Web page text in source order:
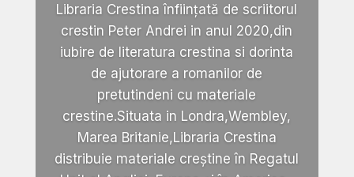
Libraria Crestina înființată de scriitorul
crestin Peter Andrei in anul 2020,din
iubire de literatura crestina si dorinta
de ajutorare a romanilor de
pretutindeni cu materiale
crestine.Situata in Londra,Wembley,
Marea Britanie,Libraria Crestina
distribuie materiale creștine în Regatul